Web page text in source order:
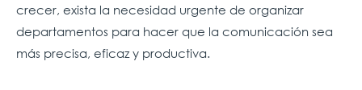
crecer, exista la necesidad urgente de organizar
departamentos para hacer que la comunicación sea
más precisa, eficaz y productiva.